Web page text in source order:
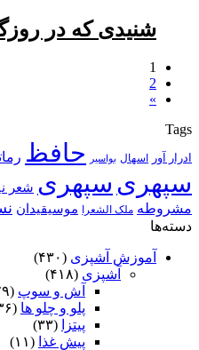
شنیدی که در
1
2
»
Tags
ادرار آور اسهال بواسیر حافظ
سپهری سپهری شعر
مشروطه ملک الشعرا موسیقیدان
دسته‌ها
آموزش آشپزی (۴۳۰)
آشپزی (۴۱۸)
آش و سوپ (۲۹)
پلو و چلو ها (۳۶)
پیتزا
(۳۳)
پیش غذا (۱۱)